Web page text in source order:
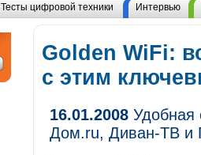
Тесты цифровой техники Интервью
Golden WiFi:
с этим
16.01.2008 Удобная
Дом.ru, Диван-ТВ и